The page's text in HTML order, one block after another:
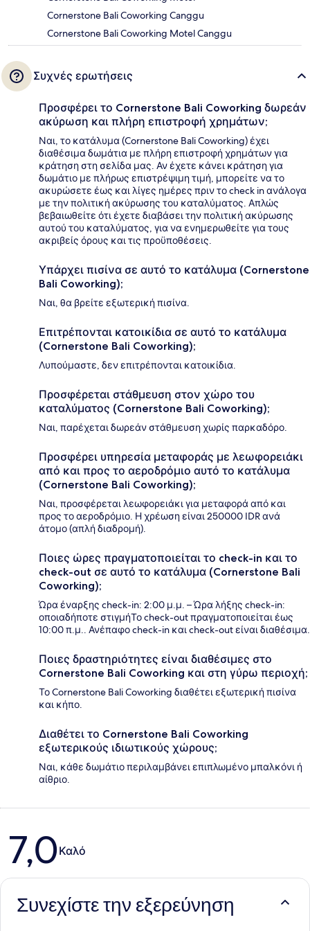
Cornerstone Bali Coworking Canggu
Cornerstone Bali Coworking Motel Canggu
Συχνές ερωτήσεις
Προσφέρει το Cornerstone Bali Coworking δωρεάν
ακύρωση και πλήρη επιστροφή χρημάτων;
Ναι, το κατάλυμα (Cornerstone Bali Coworking) έχει
διαθέσιμα δωμάτια με πλήρη επιστροφή χρημάτων για
κράτηση στη σελίδα μας. Αν έχετε κάνει κράτηση για
δωμάτιο με πλήρως επιστρέψιμη τιμή, μπορείτε να το
ακυρώσετε έως και λίγες ημέρες πριν το check in ανάλογα
με την πολιτική ακύρωσης του καταλύματος. Απλώς
βεβαιωθείτε ότι έχετε διαβάσει την πολιτική ακύρωσης
αυτού του καταλύματος, για να ενημερωθείτε για τους
ακριβείς όρους και τις προϋποθέσεις.
Υπάρχει πισίνα σε αυτό το κατάλυμα (Cornerstone
Bali Coworking);
Ναι, θα βρείτε εξωτερική πισίνα.
Επιτρέπονται κατοικίδια σε αυτό το κατάλυμα
(Cornerstone Bali Coworking);
Λυπούμαστε, δεν επιτρέπονται κατοικίδια.
Προσφέρεται στάθμευση στον χώρο του
καταλύματος (Cornerstone Bali Coworking);
Ναι, παρέχεται δωρεάν στάθμευση χωρίς παρκαδόρο.
Προσφέρει υπηρεσία μεταφοράς με λεωφορειάκι
από και προς το αεροδρόμιο αυτό το κατάλυμα
(Cornerstone Bali Coworking);
Ναι, προσφέρεται λεωφορειάκι για μεταφορά από και
προς το αεροδρόμιο. Η χρέωση είναι 250000 IDR ανά
άτομο (απλή διαδρομή).
Ποιες ώρες πραγματοποιείται το check-in και το
check-out σε αυτό το κατάλυμα (Cornerstone Bali
Coworking);
Ώρα έναρξης check-in: 2:00 μ.μ. – Ώρα λήξης check-in:
οποιαδήποτε στιγμήΤο check-out πραγματοποιείται έως
10:00 π.μ.. Ανέπαφο check-in και check-out είναι διαθέσιμα.
Ποιες δραστηριότητες είναι διαθέσιμες στο
Cornerstone Bali Coworking και στη γύρω περιοχή;
Το Cornerstone Bali Coworking διαθέτει εξωτερική πισίνα
και κήπο.
Διαθέτει το Cornerstone Bali Coworking
εξωτερικούς ιδιωτικούς χώρους;
Ναι, κάθε δωμάτιο περιλαμβάνει επιπλωμένο μπαλκόνι ή
αίθριο.
Σχόλια
7,0Καλό
Συνεχίστε την εξερεύνηση